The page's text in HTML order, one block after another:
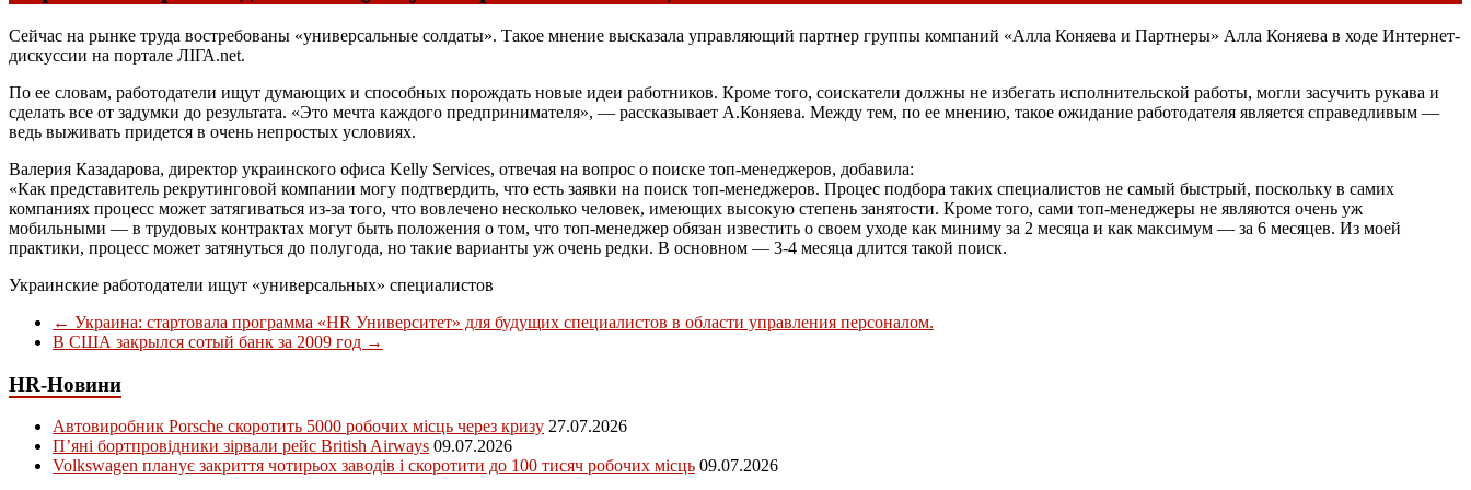
Сейчас на рынке труда востребованы «универсальные солдаты». Такое мнение высказала управляющий партнер группы компаний «Алла Коняева и Партнеры» Алла Коняева в ходе Интернет-
дискуссии на портале ЛІГА.net.
По ее словам, работодатели ищут думающих и способных порождать новые идеи работников. Кроме того, соискатели должны не избегать исполнительской работы, могли засучить рукава и
сделать все от задумки до результата. «Это мечта каждого предпринимателя», — рассказывает А.Коняева. Между тем, по ее мнению, такое ожидание работодателя является справедливым —
ведь выживать придется в очень непростых условиях.
Валерия Казадарова, директор украинского офиса Kelly Services, отвечая на вопрос о поиске топ-менеджеров, добавила:
«Как представитель рекрутинговой компании могу подтвердить, что есть заявки на поиск топ-менеджеров. Процес подбора таких специалистов не самый быстрый, поскольку в самих
компаниях процесс может затягиваться из-за того, что вовлечено несколько человек, имеющих высокую степень занятости. Кроме того, сами топ-менеджеры не являются очень уж
мобильными — в трудовых контрактах могут быть положения о том, что топ-менеджер обязан известить о своем уходе как миниму за 2 месяца и как максимум — за 6 месяцев. Из моей
практики, процесс может затянуться до полугода, но такие варианты уж очень редки. В основном — 3-4 месяца длится такой поиск.
Украинские работодатели ищут «универсальных» специалистов
← Украина: стартовала программа «HR Университет» для будущих специалистов в области управления персоналом.
В США закрылся сотый банк за 2009 год →
HR-Новини
Автовиробник Porsche скоротить 5000 робочих місць через кризу 27.07.2026
П’яні бортпровідники зірвали рейс British Airways 09.07.2026
Volkswagen планує закриття чотирьох заводів і скоротити до 100 тисяч робочих місць 09.07.2026